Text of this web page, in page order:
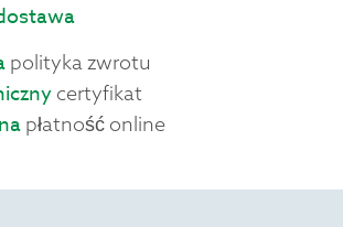
polityka zwrotu
certyfikat
płatność online